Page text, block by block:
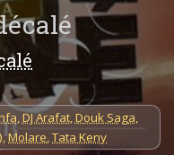
,DJ Arafat,Douk Saga,
,Molare,Tata Keny